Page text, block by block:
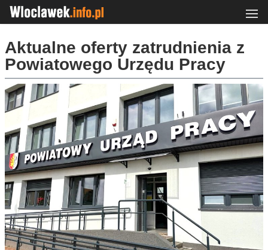
Aktualne oferty zatrudnienia z
Powiatowego Urzędu Pracy